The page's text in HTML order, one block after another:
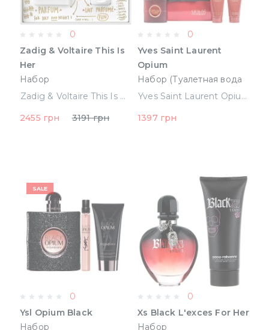
0
Zadig & Voltaire This Is
Her
Набор
(Парфюмированная
Zadig & Voltaire This Is Her Набор (Парфюмированная вода 50 ml + 50 ml b/l) ()
2455 грн
3191 грн
0
Yves Saint Laurent
Opium
Набор (Туалетная вода
50 ml, Лосьон для тела
50ml) (3614271034014)
Yves Saint Laurent Opium Набор (Туалетная вода 50 ml, Лосьон для тела 50ml, Гель для душа 50ml) (3614271034014)
1397 грн
SALE
0
Ysl Opium Black
Набор
0
Xs Black L'exces For Her
Набор